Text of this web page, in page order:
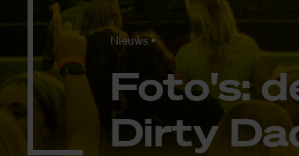
Nieuws
Fo­to's:
Dir­ty